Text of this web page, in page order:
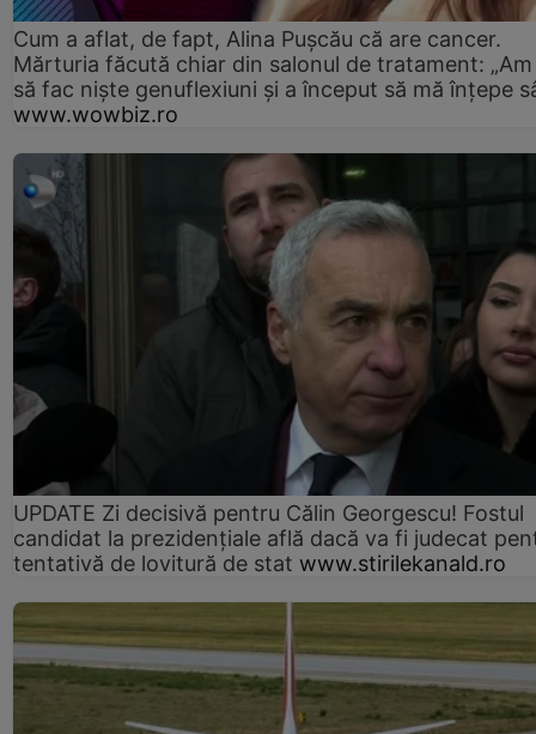
Cum a aflat, de fapt, Alina Pușcău că are cancer.
Mărturia făcută chiar din salonul de tratament:
să fac niște genuflexiuni și a început să mă înțepe
www.wowbiz.ro
UPDATE Zi decisivă pentru Călin Georgescu! Fostul
candidat la prezidențiale află dacă va fi judecat
tentativă de lovitură de stat www.stirilekanald.ro